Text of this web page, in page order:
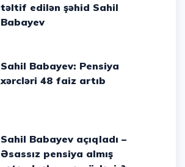
təltif edilən şəhid Sahil
Babayev
Sahil Babayev: Pensiya
xərcləri 48 faiz artıb
Sahil Babayev açıqladı –
Əsassız pensiya almış